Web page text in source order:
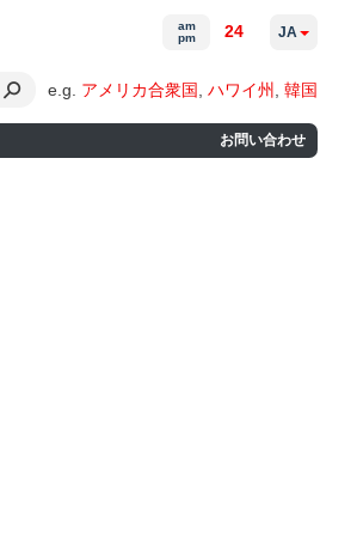
e.g. アメリカ合衆国 ハワイ州 韓国
お問い合わせ
am
pm
24 JA